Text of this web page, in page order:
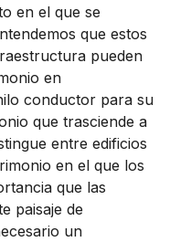
en el que se
que estos
pueden
en
conductor para su
que trasciende a
entre edificios
en el que los
que las
paisaje de
un